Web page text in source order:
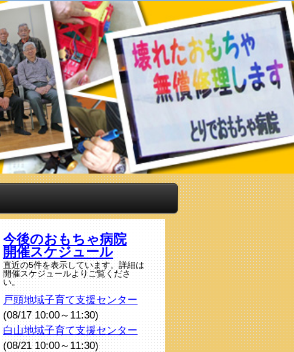
今後のおもちゃ病院
開催スケジュール
直近の5件を表示しています。詳細は
開催スケジュールよりご覧くださ
い。
戸頭地域子育て支援センター
(08/17 10:00～11:30)
白山地域子育て支援センター
(08/21 10:00～11:30)